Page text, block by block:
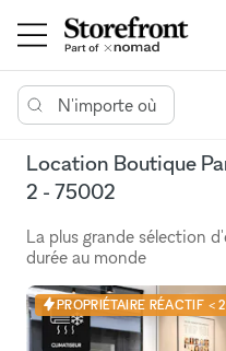
N'importe où
Location Boutique
2 - 75002
La plus grande sélection
durée au monde
PROPRIÉTAIRE RÉACTIF <